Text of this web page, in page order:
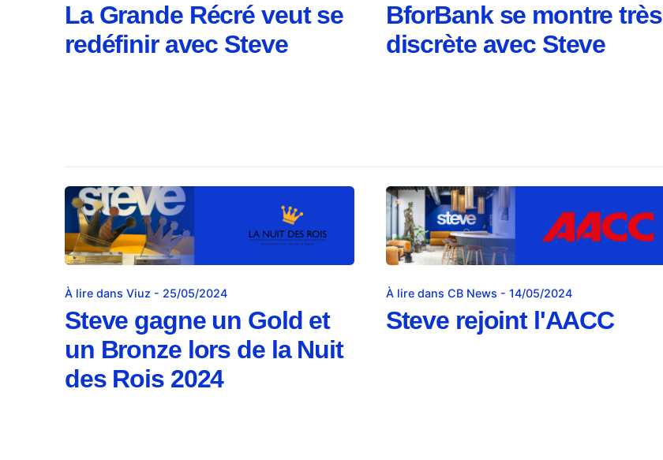
La Grande Récré veut se
redéfinir avec Steve
BforBank se montre très
discrète avec Steve
À lire dans Viuz - 25/05/2024
Steve gagne un Gold et
un Bronze lors de la Nuit
des Rois 2024
À lire dans CB News - 14/05/2024
Steve rejoint l'AACC